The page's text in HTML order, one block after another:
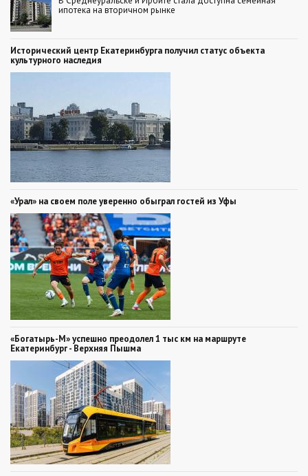
ипотека на вторичном рынке
Исторический центр Екатеринбурга получил статус объекта
культурного наследия
«Урал» на своем поле уверенно обыграл гостей из Уфы
«Богатырь-М» успешно преодолел 1 тыс км на маршруте
Екатеринбург - Верхняя Пышма